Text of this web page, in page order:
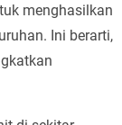
menghasilkan
Ini berarti,